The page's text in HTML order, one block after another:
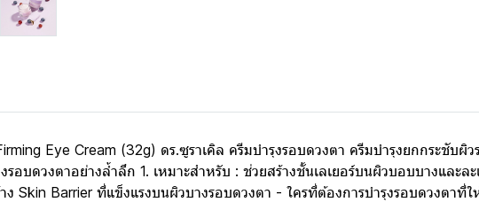
Eye Cream (32g) ดร.ซูราเคิล ครีมบำรุงรอบดวงตา ครีมบำรุงยกกระชับผิ
อบดวงตาอย่างล้ำลึก 1. เหมาะสำหรับ : ช่วยสร้างชั้นเลเยอร์บนผิวบอบบางและ
Skin Barrier ที่แข็งแรงบนผิวบางรอบดวงตา - ใครที่ต้องการบำรุงรอบดวงตา